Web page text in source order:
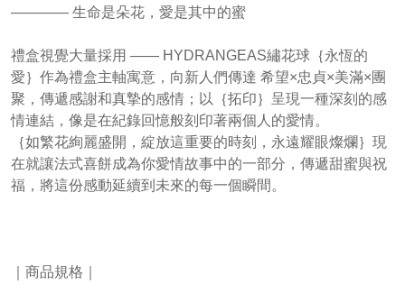
———— 生命是朵花，愛是其中的蜜
禮盒視覺大量採用 —— HYDRANGEAS繡花球｛永恆的
愛｝作為禮盒主軸寓意，向新人們傳達 希望×忠貞×美滿×團
聚，傳遞感謝和真摯的感情；以｛拓印｝呈現一種深刻的感
情連結，像是在紀錄回憶般刻印著兩個人的愛情。
｛如繁花絢麗盛開，綻放這重要的時刻，永遠耀眼燦爛｝現
在就讓法式喜餅成為你愛情故事中的一部分，傳遞甜蜜與祝
福，將這份感動延續到未來的每一個瞬間。
｜商品規格｜